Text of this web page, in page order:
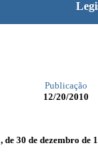
Publicação
12/20/2010
30 de dezembro de